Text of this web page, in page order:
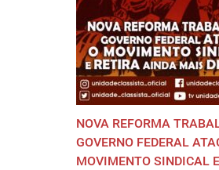
NOVA REFORMA
GOVERNO FEDERAL
MOVIMENTO SINDICAL